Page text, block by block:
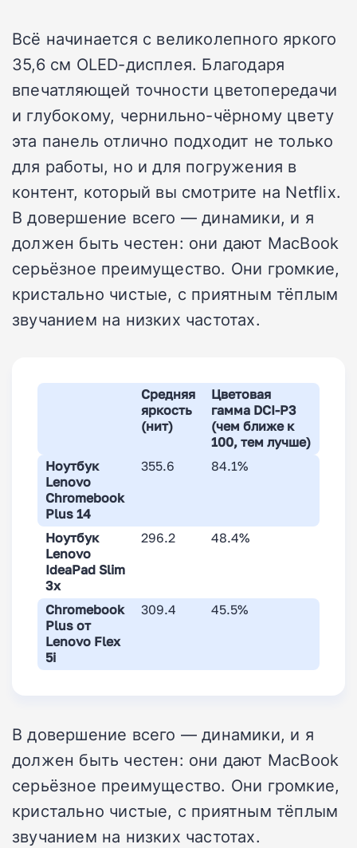
Всё начинается с великолепного яркого
35,6 см OLED-дисплея. Благодаря
впечатляющей точности цветопередачи
и глубокому, чернильно-чёрному цвету
эта панель отлично подходит не только
для работы, но и для погружения в
контент, который вы смотрите на Netflix.
В довершение всего — динамики, и я
должен быть честен: они дают MacBook
серьёзное преимущество. Они громкие,
кристально чистые, с приятным тёплым
звучанием на низких частотах.
Средняя
яркость
(нит)
Цветовая
гамма DCI-P3
(чем ближе к
100, тем лучше)
Ноутбук
Lenovo
Chromebook
Plus 14
355.6 84.1%
Ноутбук
Lenovo
IdeaPad Slim
3x
296.2 48.4%
Chromebook
Plus от
Lenovo Flex
5i
309.4 45.5%
В довершение всего — динамики, и я
должен быть честен: они дают MacBook
серьёзное преимущество. Они громкие,
кристально чистые, с приятным тёплым
звучанием на низких частотах.